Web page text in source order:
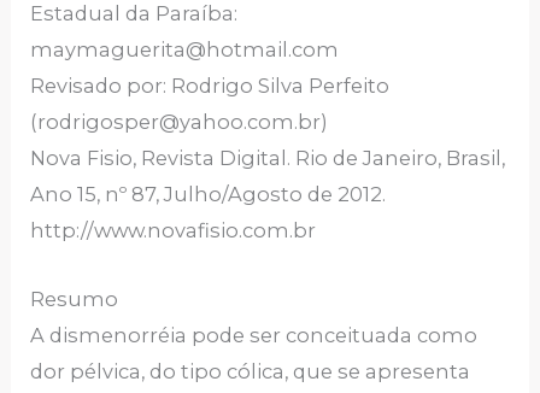
Estadual da Paraíba:
maymaguerita@hotmail.com
Revisado por: Rodrigo Silva Perfeito
(rodrigosper@yahoo.com.br)
Nova Fisio, Revista Digital. Rio de Janeiro, Brasil,
Ano 15, nº 87, Julho/Agosto de 2012.
http://www.novafisio.com.br
Resumo
A dismenorréia pode ser conceituada como
dor pélvica, do tipo cólica, que se apresenta